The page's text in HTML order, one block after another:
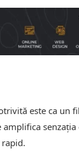
este ca un
amplifica